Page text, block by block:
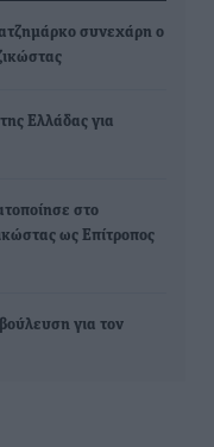
συνεχάρη ο
Ελλάδας για
στο
ως Επίτροπος
για τον